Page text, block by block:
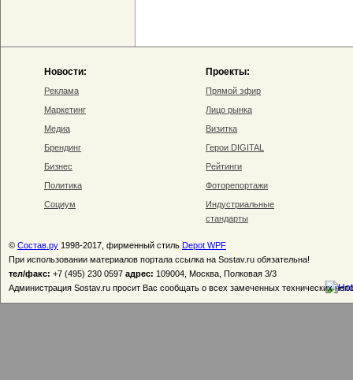
Новости:
Реклама
Маркетинг
Медиа
Брендинг
Бизнес
Политика
Социум
Проекты:
Прямой эфир
Лицо рынка
Визитка
Герои DIGITAL
Рейтинги
Фоторепортажи
Индустриальные
стандарты
© Состав.ру 1998-2017, фирменный стиль Depot WPF
При использовании материалов портала ссылка на Sostav.ru обязательна!
тел/факс: +7 (495) 230 0597 адрес: 109004, Москва, Полковая 3/3
Администрация Sostav.ru просит Вас сообщать о всех замеченных технических